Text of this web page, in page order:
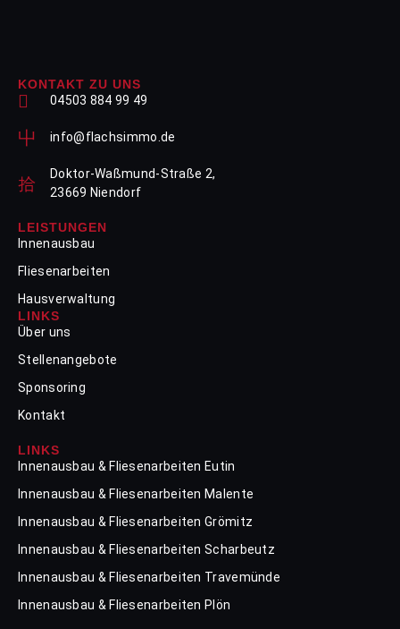
KONTAKT ZU UNS
04503 884 99 49
info@flachsimmo.de
Doktor-Waßmund-Straße 2,
23669 Niendorf
LEISTUNGEN
Innenausbau
Fliesenarbeiten
Hausverwaltung
LINKS
Über uns
Stellenangebote
Sponsoring
Kontakt
LINKS
Innenausbau & Fliesenarbeiten Eutin
Innenausbau & Fliesenarbeiten Malente
Innenausbau & Fliesenarbeiten Grömitz
Innenausbau & Fliesenarbeiten Scharbeutz
Innenausbau & Fliesenarbeiten Travemünde
Innenausbau & Fliesenarbeiten Plön